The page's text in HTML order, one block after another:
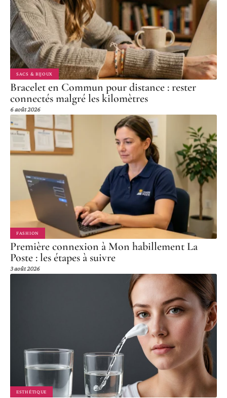
SACS & BIJOUX
Bracelet en Commun pour distance : rester
connectés malgré les kilomètres
6 août 2026
FASHION
Première connexion à Mon habillement La
Poste : les étapes à suivre
3 août 2026
ESTHÉTIQUE